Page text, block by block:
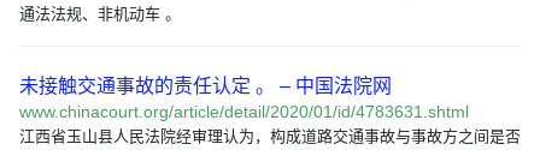
通法法规、非机动车 。
未接触交通事故的责任认定 。 – 中国法院网
www.chinacourt.org/article/detail/2020/01/id/4783631.shtml
江西省玉山县人民法院经审理认为，构成道路交通事故与事故方之间是否